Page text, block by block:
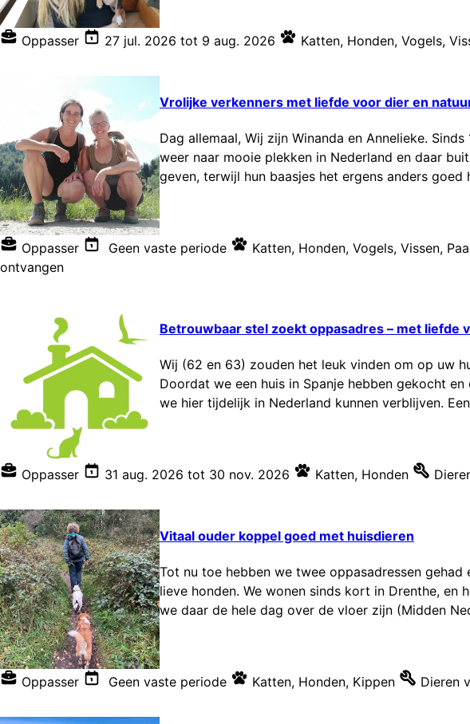
Oppasser 27 jul. 2026 tot 9 aug. 2026 Katten, Honden, Vogels,
Vrolijke verkenners met liefde voor dier en
Dag allemaal, Wij zijn Winanda en Annelieke.
weer naar mooie plekken in Nederland en daar
geven, terwijl hun baasjes het ergens anders
Oppasser Geen vaste periode Katten, Honden, Vogels, Vissen,
ontvangen
Betrouwbaar stel zoekt oppasadres – met liefde
Wij (62 en 63) zouden het leuk vinden om op uw
Doordat we een huis in Spanje hebben gekocht
we hier tijdelijk in Nederland kunnen verblijven.
Oppasser 31 aug. 2026 tot 30 nov. 2026 Katten, Honden
Vitaal ouder koppel goed met huisdieren
Tot nu toe hebben we twee oppasadressen
lieve honden. We wonen sinds kort in Drenthe,
we daar de hele dag over de vloer zijn (Midden
Oppasser Geen vaste periode Katten, Honden, Kippen Dieren